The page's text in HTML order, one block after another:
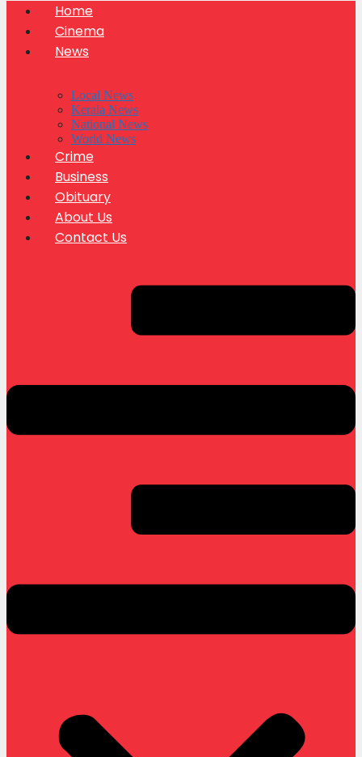
Home
Cinema
News
Local News
Kerala News
National News
World News
Crime
Business
Obituary
About Us
Contact Us